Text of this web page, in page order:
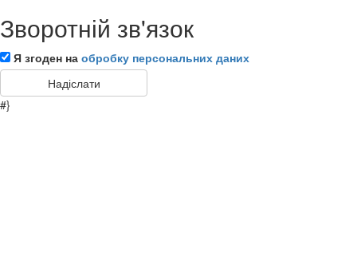
Зворотній зв'язок
Я згоден на обробку персональних даних
#}